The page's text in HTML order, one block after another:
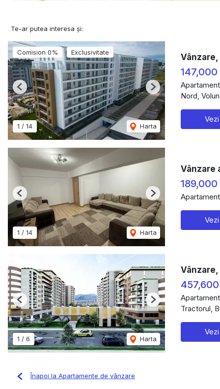
Te-ar putea interesa și:
Comision 0% Exclusivitate
1 / 14 Harta
Previous Next
147,000
Nord,
1 / 14 Harta
Previous Next
Vânzare
189,000
1 / 6 Harta
Previous Next
Tractorul,
Înapoi la Apartamente de vânzare